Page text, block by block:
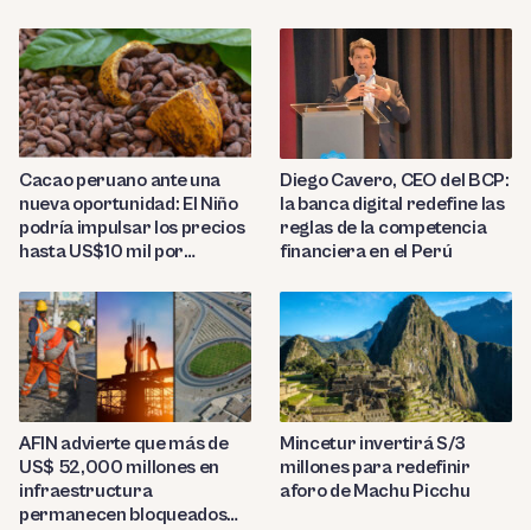
Cacao peruano ante una
nueva oportunidad: El Niño
podría impulsar los precios
hasta US$10 mil por
Diego Cavero, CEO del BCP:
la banca digital redefine las
reglas de la competencia
financiera en el Perú
AFIN advierte que más de
US$ 52,000 millones en
infraestructura
permanecen bloqueados
Mincetur invertirá S/3
millones para redefinir
aforo de Machu Picchu